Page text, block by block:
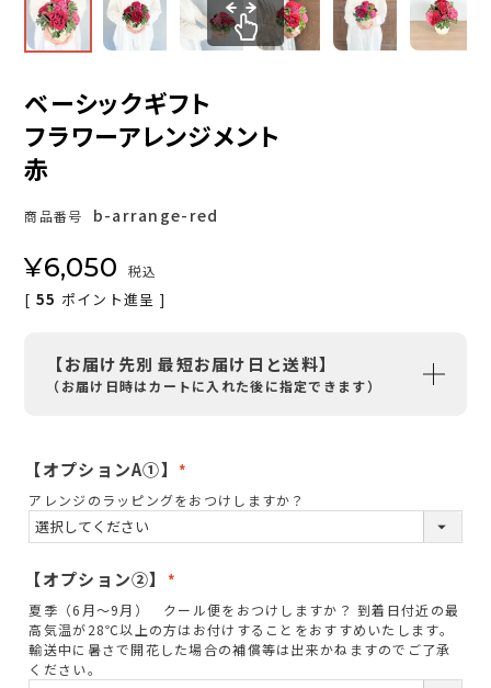
ベーシックギフト
フラワーアレンジメント
赤
商品番号 b-arrange-red
¥6,050 税込
[ 55 ポイント進呈 ]
【お届け先別 最短お届け日と送料】
（お届け日時はカートに入れた後に指定できます）
【オプションA①】
(
必
須
アレンジのラッピングをおつけしますか？
【オプション②】
(
必
須
)
夏季（6月～9月） クール便をおつけしますか？ 到着日付近の最
高気温が28℃以上の方はお付けすることをおすすめいたします。
輸送中に暑さで開花した場合の補償等は出来かねますのでご了承
ください。